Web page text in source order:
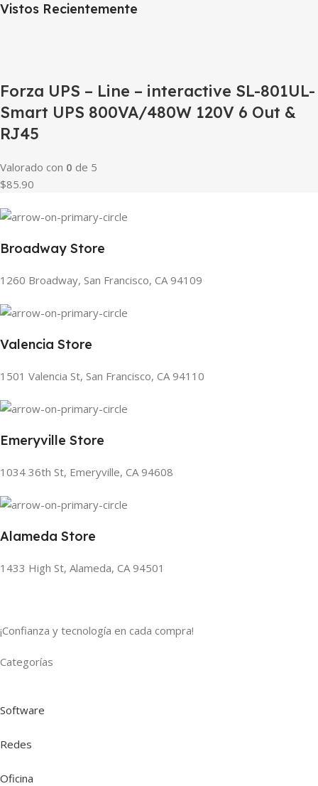
Vistos Recientemente
Forza UPS – Line – interactive SL-801UL-
Smart UPS 800VA/480W 120V 6 Out &
RJ45
Valorado con 0 de 5
$85.90
Broadway Store
1260 Broadway, San Francisco, CA 94109
Valencia Store
1501 Valencia St, San Francisco, CA 94110
Emeryville Store
1034 36th St, Emeryville, CA 94608
Alameda Store
1433 High St, Alameda, CA 94501
¡Confianza y tecnología en cada compra!
Categorías
Software
Redes
Oficina